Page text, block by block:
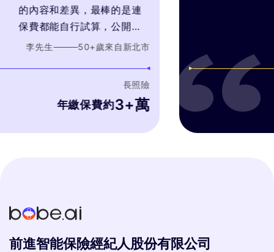
的內容和差異，最棒的是連
保費都能自行試算，公開透
明，顧問會針對我的需求推
李先生 50+歲來自新北市
長照險
年繳保費約3+萬
前進智能保險經紀人股份有限公司